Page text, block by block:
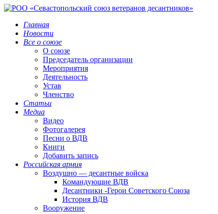
Главная
Новости
Все о союзе
О союзе
Председатель организации
Мероприятия
Деятельность
Устав
Членство
Статьи
Медиа
Видео
Фотогалерея
Песни о ВДВ
Книги
Добавить запись
Российская армия
Воздушно — десантные войска
Командующие ВДВ
Десантники -Герои Советского Союза
История ВДВ
Вооружение